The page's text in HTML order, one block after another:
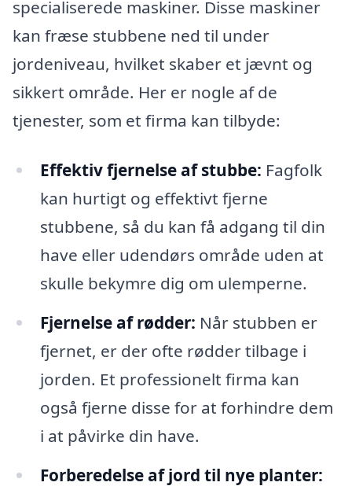
specialiserede maskiner. Disse maskiner
kan fræse stubbene ned til under
jordeniveau, hvilket skaber et jævnt og
sikkert område. Her er nogle af de
tjenester, som et firma kan tilbyde:
Effektiv fjernelse af stubbe: Fagfolk
kan hurtigt og effektivt fjerne
stubbene, så du kan få adgang til din
have eller udendørs område uden at
skulle bekymre dig om ulemperne.
Fjernelse af rødder: Når stubben er
fjernet, er der ofte rødder tilbage i
jorden. Et professionelt firma kan
også fjerne disse for at forhindre dem
i at påvirke din have.
Forberedelse af jord til nye planter: